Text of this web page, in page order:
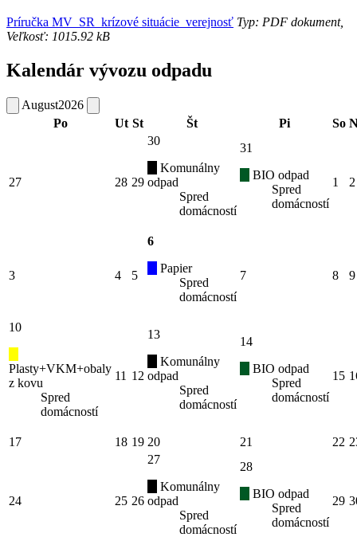
Príručka MV_SR_krízové situácie_verejnosť Typ: PDF dokument,
Veľkosť: 1015.92 kB
Kalendár vývozu odpadu
August2026
Po
Ut St Št Pi So
27 28 29
30
Komunálny
odpad
Spred
domácností
31
BIO odpad
Spred
domácností
1 2
3 4 5
6
Papier
Spred
domácností
7 8 9
10
Plasty+VKM+obaly
z kovu
Spred
domácností
11 12
13
Komunálny
odpad
Spred
domácností
14
BIO odpad
Spred
domácností
15
17 18 19 20 21 22
24 25 26
27
Komunálny
odpad
Spred
domácností
28
BIO odpad
Spred
domácností
29